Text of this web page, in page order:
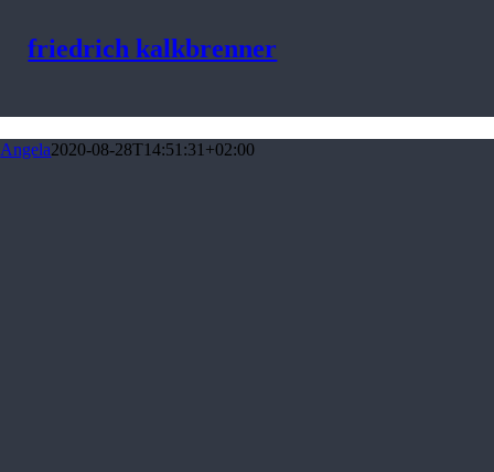
friedrich kalkbrenner
Angela2020-08-28T14:51:31+02:00